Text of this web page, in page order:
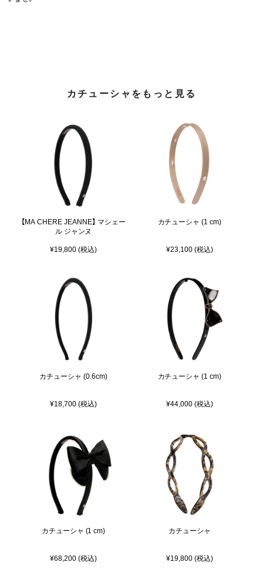
カチューシャをもっと見る
【MA CHERE JEANNE】 マシェー
ル ジャンヌ
¥19,800 (税込)
カチューシャ (1 cm)
¥23,100 (税込)
カチューシャ (0.6cm)
¥18,700 (税込)
カチューシャ (1 cm)
¥44,000 (税込)
カチューシャ (1 cm)
¥68,200 (税込)
カチューシャ
¥19,800 (税込)